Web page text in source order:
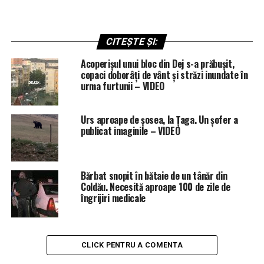
CITEȘTE ȘI:
Acoperișul unui bloc din Dej s-a prăbușit,
copaci doborâți de vânt și străzi inundate în
urma furtunii – VIDEO
Urs aproape de șosea, la Țaga. Un șofer a
publicat imaginile – VIDEO
Bărbat snopit în bătaie de un tânăr din
Coldău. Necesită aproape 100 de zile de
îngrijiri medicale
CLICK PENTRU A COMENTA